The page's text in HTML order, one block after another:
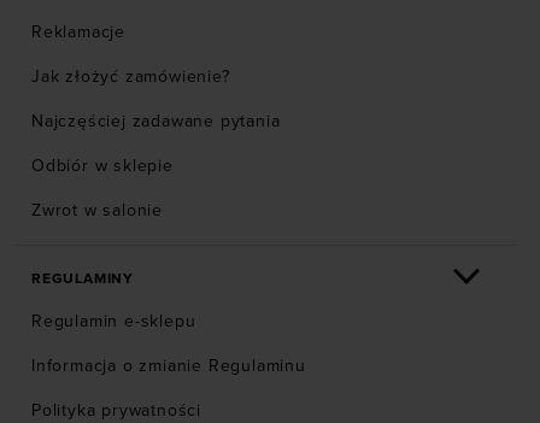
Reklamacje
Jak złożyć zamówienie?
Najczęściej zadawane pytania
Odbiór w sklepie
Zwrot w salonie
REGULAMINY
Regulamin e-sklepu
Informacja o zmianie Regulaminu
Polityka prywatności